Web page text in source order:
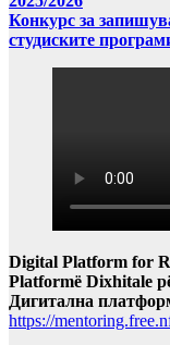
Конкурс за
студиските
Digital Platform for
Platformë Dixhitale
Дигитална
https://